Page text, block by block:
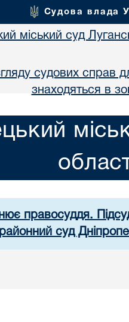
Судова влада
міський суд
судових справ
знаходяться в
правосуддя.
суд